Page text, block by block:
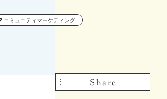
コミュニティマーケティング
コミュニティマーケティング
Share
Share